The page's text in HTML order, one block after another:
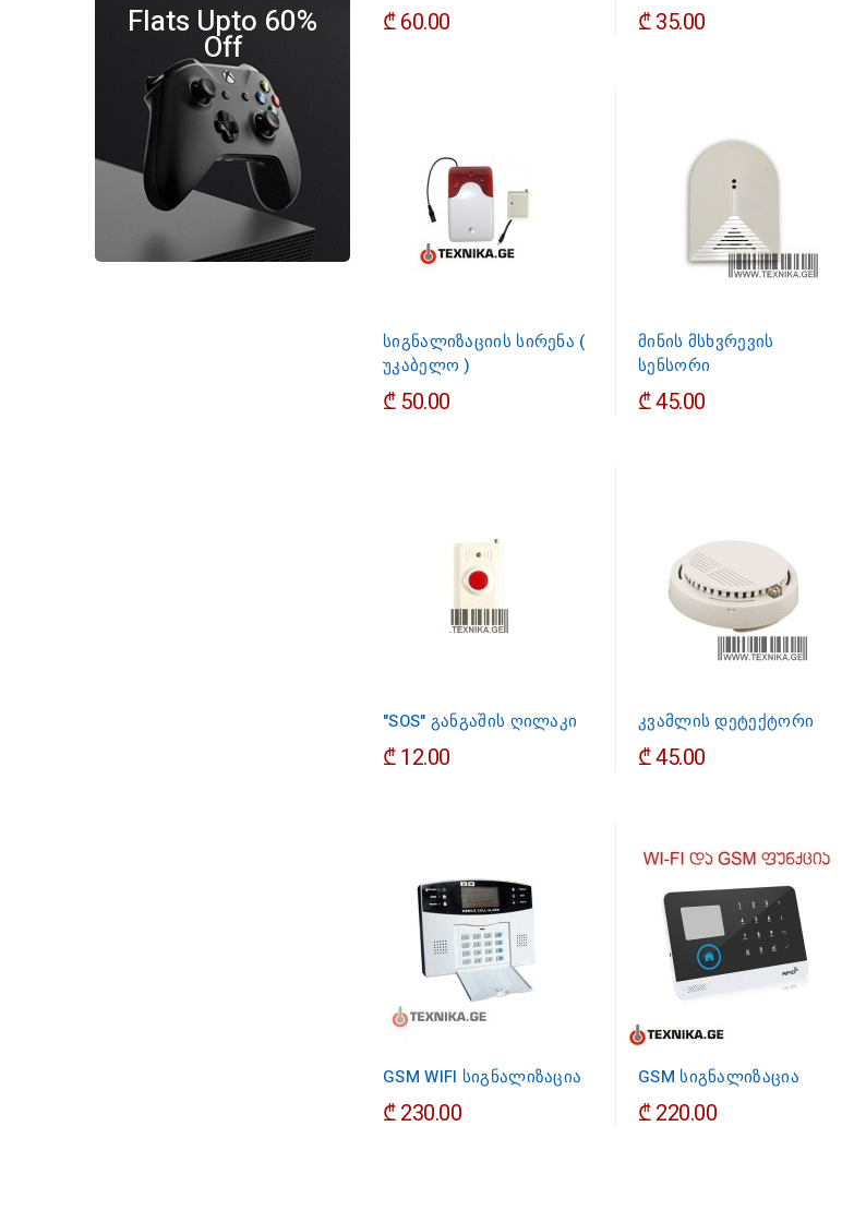
Flats Upto 60%
Off
₾ 60.00 ₾ 35.00
სიგნალიზაციის სირენა (
უკაბელო )
₾ 50.00
მინის მსხვრევის
სენსორი
₾ 45.00
"SOS" განგაშის ღილაკი
₾ 12.00
კვამლის დეტექტორი
₾ 45.00
GSM WIFI სიგნალიზაცია
₾ 230.00
GSM სიგნალიზაცია
₾ 220.00